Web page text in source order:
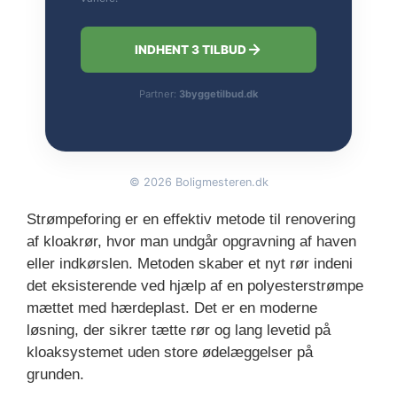
INDHENT 3 TILBUD
Partner: 3byggetilbud.dk
© 2026 Boligmesteren.dk
Strømpeforing er en effektiv metode til renovering
af kloakrør, hvor man undgår opgravning af haven
eller indkørslen. Metoden skaber et nyt rør indeni
det eksisterende ved hjælp af en polyesterstrømpe
mættet med hærdeplast. Det er en moderne
løsning, der sikrer tætte rør og lang levetid på
kloaksystemet uden store ødelæggelser på
grunden.